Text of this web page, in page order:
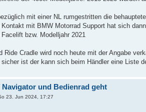
mit einer NL rumgestritten die
Kontakt mit BMW Motorrad Support hat sich
bzw. Modelljahr 2021
Ride Cradle wird noch heute mit der Angabe
ist der kann sich beim Händler eine Liste
Navigator und Bedienrad geht
23. Jun 2024, 17:27